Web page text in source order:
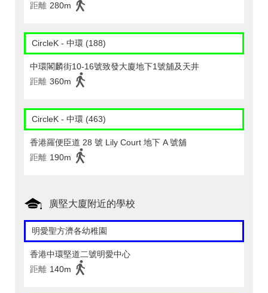
距離 280m
CircleK - 中環 (188)
中環閣麟街10-16號致發大廈地下1號舖及天井
距離 360m
CircleK - 中環 (463)
香港羅便臣道 28 號 Lily Court 地下 A 號舖
距離 190m
廣堅大廈附近的學校
明愛聖方濟各幼稚園
香港中環堅道二號明愛中心
距離 140m